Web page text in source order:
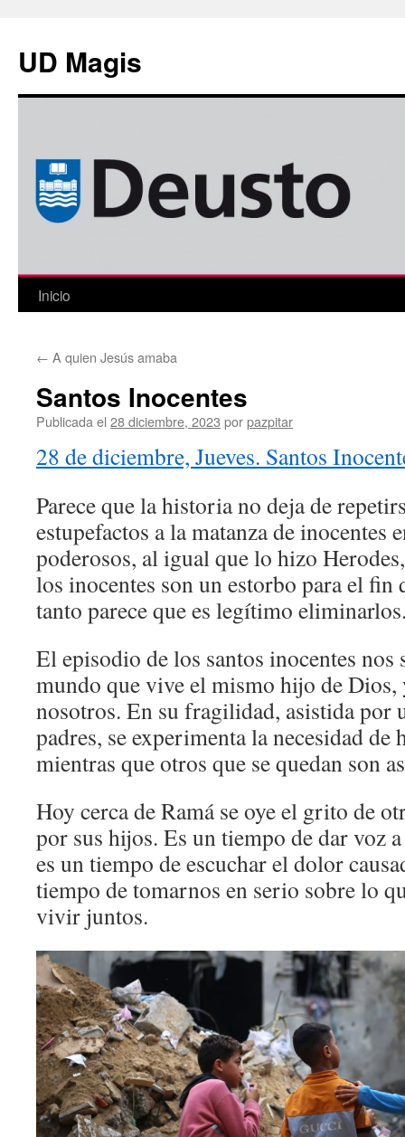
contenido
UD Magis
Inicio
← A quien Jesús amaba
Santos Inocentes
Publicada el 28 diciembre, 2023 porpazpitar
28 de diciembre, Jueves. Santos
Parece que la historia no deja de
estupefactos a la matanza de
poderosos, al igual que lo hizo
los inocentes son un estorbo para el fin
tanto parece que es legítimo
El episodio de los santos inocentes
mundo que vive el mismo hijo de
nosotros. En su fragilidad, asistida por
padres, se experimenta la necesidad
mientras que otros que se quedan son
Hoy cerca de Ramá se oye el grito de
por sus hijos. Es un tiempo de dar voz
es un tiempo de escuchar el dolor
tiempo de tomarnos en serio sobre lo
vivir juntos.